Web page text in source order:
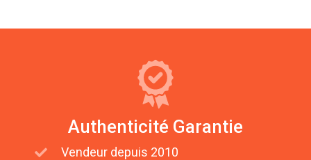
Authenticité Garantie
Vendeur depuis 2010